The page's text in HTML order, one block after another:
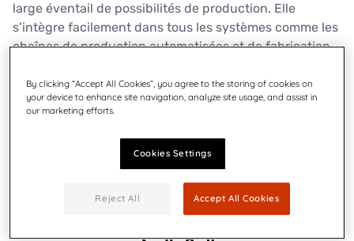
large éventail de possibilités de production. Elle
s’intègre facilement dans tous les systèmes comme les
chaînes de production automatisées et de fabrication.
Contactez-nous
By clicking “Accept All Cookies”, you agree to the storing of cookies on
your device to enhance site navigation, analyze site usage, and assist in
our marketing efforts.
Cookies Settings
Reject All Accept All Cookies